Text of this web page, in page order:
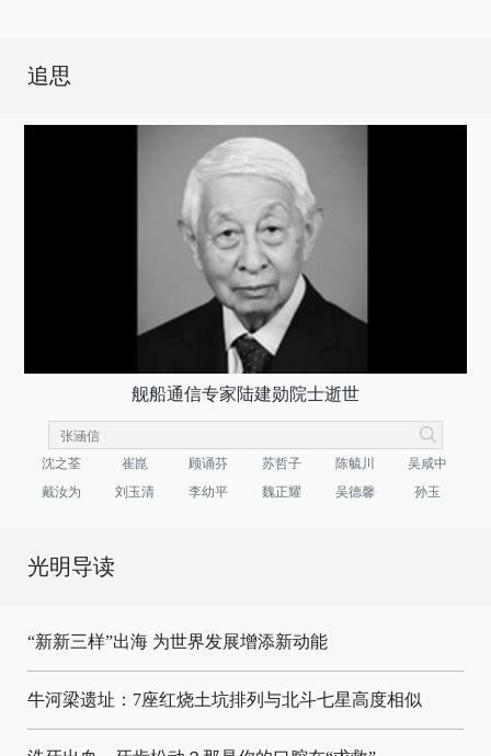
追思
舰船通信专家陆建勋院士逝世
沈之荃 崔崑 顾诵芬 苏哲子 陈毓川
吴咸中
戴汝为
刘玉清 李幼平 魏正耀 吴德馨 孙玉
光明导读
“新新三样”出海 为世界发展增添新动能
牛河梁遗址：7座红烧土坑排列与北斗七星高度相似